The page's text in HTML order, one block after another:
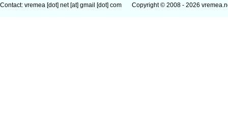
Contact: vremea [dot] net [at] gmail [dot] com Copyright © 2008 - 2026